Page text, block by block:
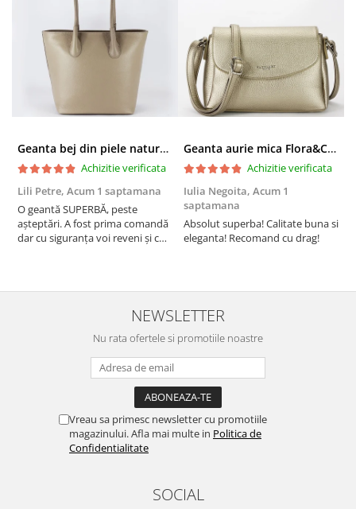
Geanta bej din piele naturala 8966 123
Achizitie verificata
Lili Petre, Acum 1 saptamana
O geantă SUPERBĂ, peste
așteptări. A fost prima comandă
dar cu siguranța voi reveni și cu
doua zi). RECOMAND SOFILINE!!!
Geanta aurie mica Flora&CO Paris H6930 16
Achizitie verificata
Iulia Negoita, Acum 1
saptamana
Absolut superba! Calitate buna si
eleganta! Recomand cu drag!
NEWSLETTER
Nu rata ofertele si promotiile noastre
Vreau sa primesc newsletter cu promotiile
magazinului. Afla mai multe in Politica de
Confidentialitate
SOCIAL